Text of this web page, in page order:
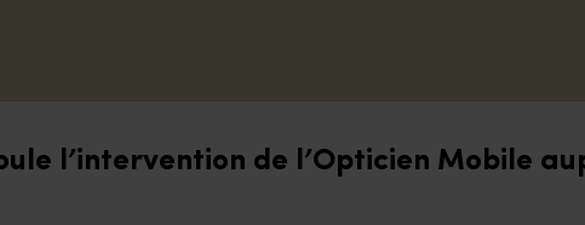
l’intervention de l’Opticien Mobile